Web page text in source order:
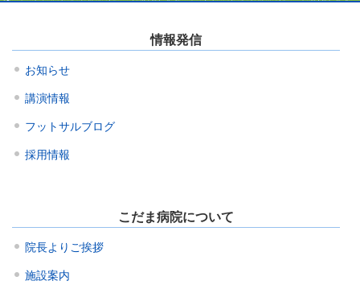
情報発信
お知らせ
講演情報
フットサルブログ
採用情報
こだま病院について
院長よりご挨拶
施設案内